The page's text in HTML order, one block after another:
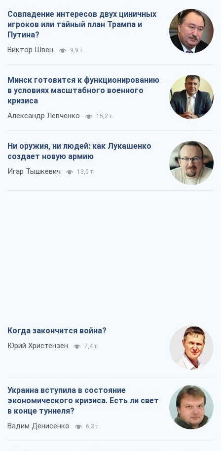
Совпадение интересов двух циничных
игроков или тайный план Трампа и
Путина?
Виктор Швец 9,9 т.
Минск готовится к функционированию
в условиях масштабного военного
кризиса
Александр Левченко 15,2 т.
Ни оружия, ни людей: как Лукашенко
создает новую армию
Игар Тышкевич 13,0 т.
Когда закончится война?
Юрий Христензен 7,4 т.
Украина вступила в состояние
экономического кризиса. Есть ли свет
в конце туннеля?
Вадим Денисенко 6,3 т.